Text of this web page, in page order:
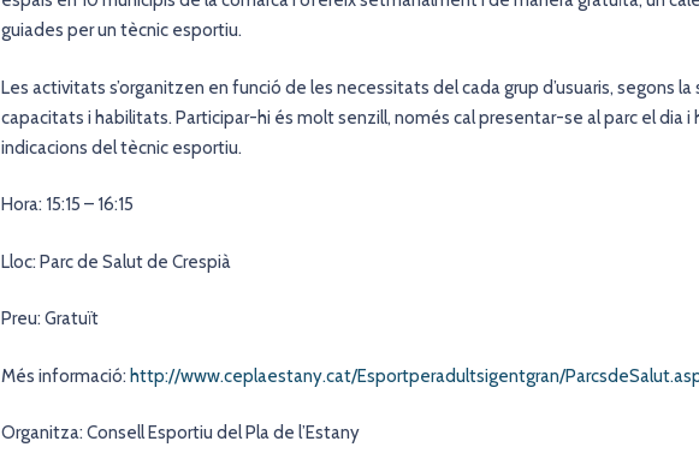
guiades per un tècnic esportiu.
Les activitats s’organitzen en funció de les necessitats del cada grup d’usuaris, segons la
capacitats i habilitats. Participar-hi és molt senzill, només cal presentar-se al parc el dia i
indicacions del tècnic esportiu.
Hora: 15:15 – 16:15
Lloc: Parc de Salut de Crespià
Preu: Gratuït
Més informació: http://www.ceplaestany.cat/Esportperadultsigentgran/
Organitza: Consell Esportiu del Pla de l’Estany